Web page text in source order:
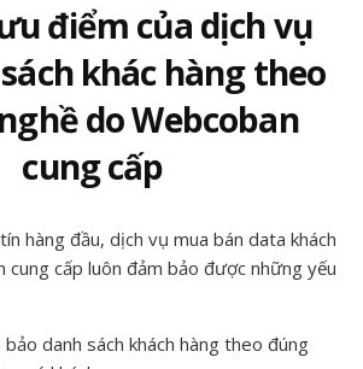
điểm của dịch vụ
khác hàng theo
do Webcoban
cung cấp
hàng đầu, dịch vụ mua bán data khách
cung cấp luôn đảm bảo được những yếu
danh sách khách hàng theo đúng